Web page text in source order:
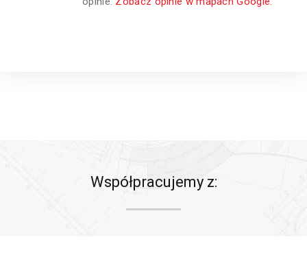
Współpracujemy z: